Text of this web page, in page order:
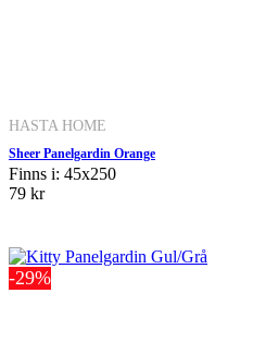
HASTA HOME
Sheer Panelgardin Orange
Finns i: 45x250
79 kr
-29%